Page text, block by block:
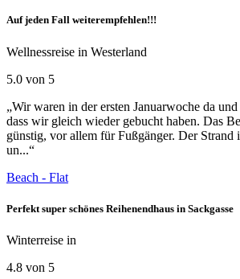
Auf jeden Fall weiterempfehlen!!!
Wellnessreise in Westerland
5.0 von 5
„Wir waren in der ersten Januarwoche da
dass wir gleich wieder gebucht haben. Das
günstig, vor allem für Fußgänger. Der Strand
un...“
Beach - Flat
Perfekt super schönes Reihenendhaus in Sackgasse
Winterreise in
4.8 von 5